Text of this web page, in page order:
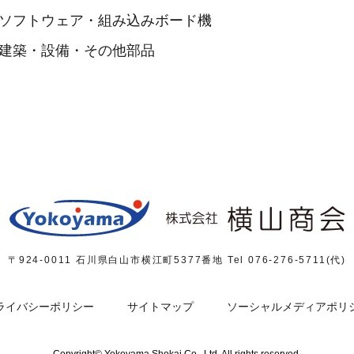
フトウェア・組み込みボード機
築・設備・その他部品
〒924-0011 石川県白山市横江町5377番地 Tel 076-276-5711(代)
イバシーポリシー サイトマップ ソーシャルメディアポリ